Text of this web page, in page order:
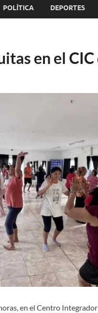
POLÍTICA DEPORTES
en el
en el Centro